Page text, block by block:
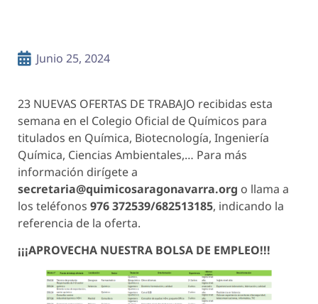
Junio 25, 2024
23 NUEVAS OFERTAS DE TRABAJO recibidas esta
semana en el Colegio Oficial de Químicos para
titulados en Química, Biotecnología, Ingeniería
Química, Ciencias Ambientales,… Para más
información dirígete a
secretaria@quimicosaragonavarra.org o llama a
los teléfonos 976 372539/682513185, indicando la
referencia de la oferta.
¡¡¡APROVECHA NUESTRA BOLSA DE EMPLEO!!!